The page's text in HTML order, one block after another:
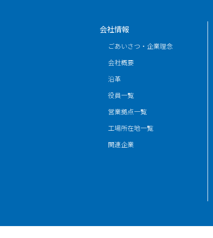
会社情報
ごあいさつ・企業理念
会社概要
沿革
役員一覧
営業拠点一覧
工場所在地一覧
関連企業